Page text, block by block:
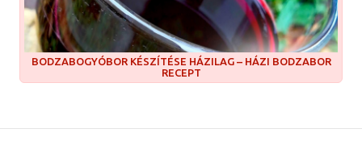
BODZABOGYÓBOR KÉSZÍTÉSE HÁZILAG – HÁZI BODZABOR
RECEPT